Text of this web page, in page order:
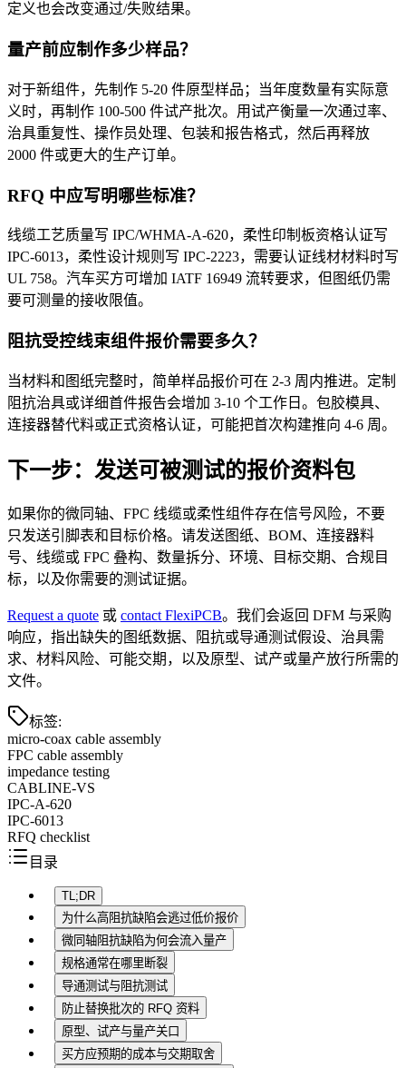
定义也会改变通过/失败结果。
量产前应制作多少样品？
对于新组件，先制作 5-20 件原型样品；当年度数量有实际意
义时，再制作 100-500 件试产批次。用试产衡量一次通过率、
治具重复性、操作员处理、包装和报告格式，然后再释放
2000 件或更大的生产订单。
RFQ 中应写明哪些标准？
线缆工艺质量写 IPC/WHMA-A-620，柔性印制板资格认证写
IPC-6013，柔性设计规则写 IPC-2223，需要认证线材材料时写
UL 758。汽车买方可增加 IATF 16949 流转要求，但图纸仍需
要可测量的接收限值。
阻抗受控线束组件报价需要多久？
当材料和图纸完整时，简单样品报价可在 2-3 周内推进。定制
阻抗治具或详细首件报告会增加 3-10 个工作日。包胶模具、
连接器替代料或正式资格认证，可能把首次构建推向 4-6 周。
下一步：发送可被测试的报价资料包
如果你的微同轴、FPC 线缆或柔性组件存在信号风险，不要
只发送引脚表和目标价格。请发送图纸、BOM、连接器料
号、线缆或 FPC 叠构、数量拆分、环境、目标交期、合规目
标，以及你需要的测试证据。
Request a quote 或 contact FlexiPCB。我们会返回 DFM 与采购
响应，指出缺失的图纸数据、阻抗或导通测试假设、治具需
求、材料风险、可能交期，以及原型、试产或量产放行所需的
文件。
标签:
micro-coax cable assembly
FPC cable assembly
impedance testing
CABLINE-VS
IPC-A-620
IPC-6013
RFQ checklist
目录
TL;DR
为什么高阻抗缺陷会逃过低价报价
微同轴阻抗缺陷为何会流入量产
规格通常在哪里断裂
导通测试与阻抗测试
防止替换批次的 RFQ 资料
原型、试产与量产关口
买方应预期的成本与交期取舍